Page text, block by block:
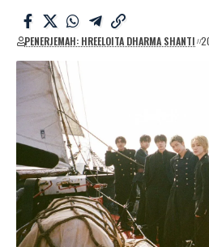
PENERJEMAH: HREELOITA DHARMA SHANTI